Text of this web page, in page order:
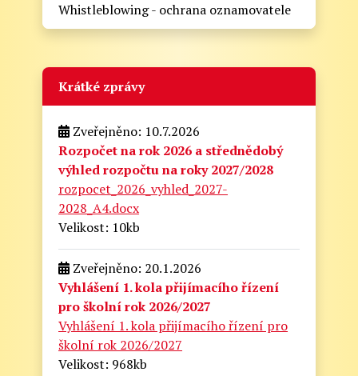
Whistleblowing - ochrana oznamovatele
Krátké zprávy
Zveřejněno: 10.7.2026
Rozpočet na rok 2026 a střednědobý
výhled rozpočtu na roky 2027/2028
rozpocet_2026_vyhled_2027-
2028_A4.docx
Velikost: 10kb
Zveřejněno: 20.1.2026
Vyhlášení 1. kola přijímacího řízení
pro školní rok 2026/2027
Vyhlášení 1. kola přijímacího řízení pro
školní rok 2026/2027
Velikost: 968kb